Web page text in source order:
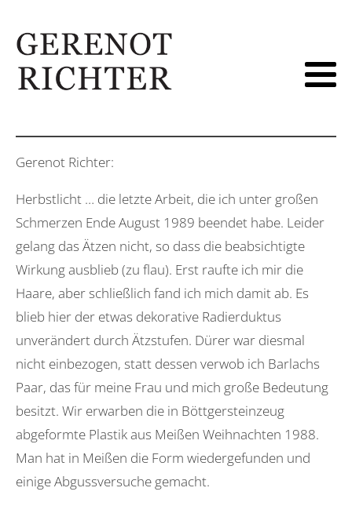
Gerenot Richter:
Herbstlicht … die letzte Arbeit, die ich unter großen
Schmerzen Ende August 1989 beendet habe. Leider
gelang das Ätzen nicht, so dass die beabsichtigte
Wirkung ausblieb (zu flau). Erst raufte ich mir die
Haare, aber schließlich fand ich mich damit ab. Es
blieb hier der etwas dekorative Radierduktus
unverändert durch Ätzstufen. Dürer war diesmal
nicht einbezogen, statt dessen verwob ich Barlachs
Paar, das für meine Frau und mich große Bedeutung
besitzt. Wir erwarben die in Böttgersteinzeug
abgeformte Plastik aus Meißen Weihnachten 1988.
Man hat in Meißen die Form wiedergefunden und
einige Abgussversuche gemacht.